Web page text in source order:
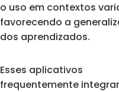
o uso em contextos
favorecendo a
dos aprendizados.
Esses aplicativos
frequentemente